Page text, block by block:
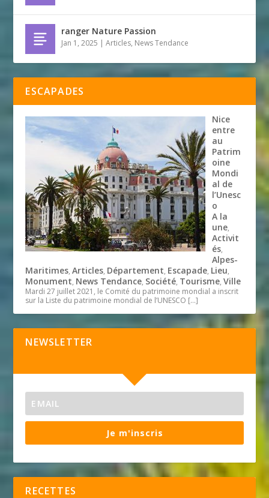
ranger Nature Passion
Jan 1, 2025 |Articles, News Tendance
ESCAPADES
Nice
entre
au
Patrim
oine
Mondi
al de
l’Unesc
o
A la
une,
Activit
és,
Alpes-
Maritimes,Articles, Département, Escapade, Lieu,
Monument, News Tendance, Société, Tourisme,Ville
Mardi 27 juillet 2021, le Comité du patrimoine mondial a inscrit
sur la Liste du patrimoine mondial de l’UNESCO […]
NEWSLETTER
Je m'inscris
RECETTES